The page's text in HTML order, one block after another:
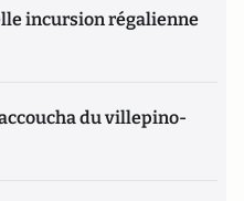
incursion régalienne
du villepino-